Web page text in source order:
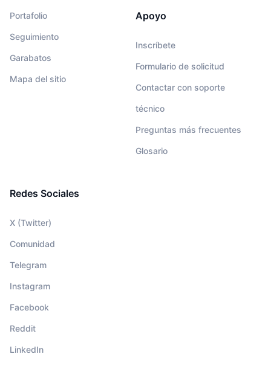
Portafolio
Seguimiento
Garabatos
Mapa del sitio
Apoyo
Inscríbete
Formulario de solicitud
Contactar con soporte
técnico
Preguntas más frecuentes
Glosario
Redes Sociales
X (Twitter)
Comunidad
Telegram
Instagram
Facebook
Reddit
LinkedIn